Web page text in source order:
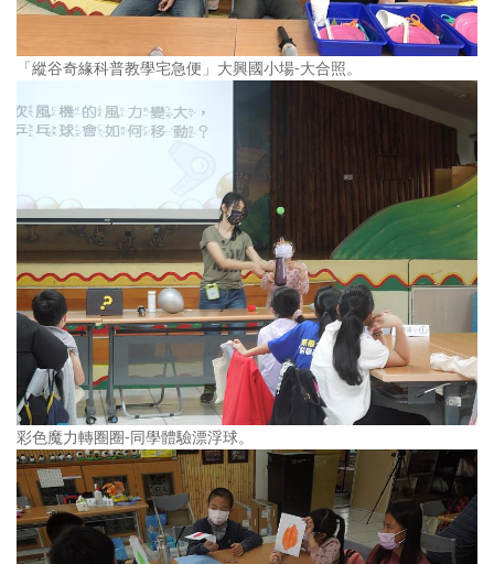
「縱谷奇緣科普教學宅急便」大興國小場-大合照。
彩色魔力轉圈圈-同學體驗漂浮球。